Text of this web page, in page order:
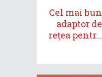
Cel mai bun
adaptor de
rețea pentr...